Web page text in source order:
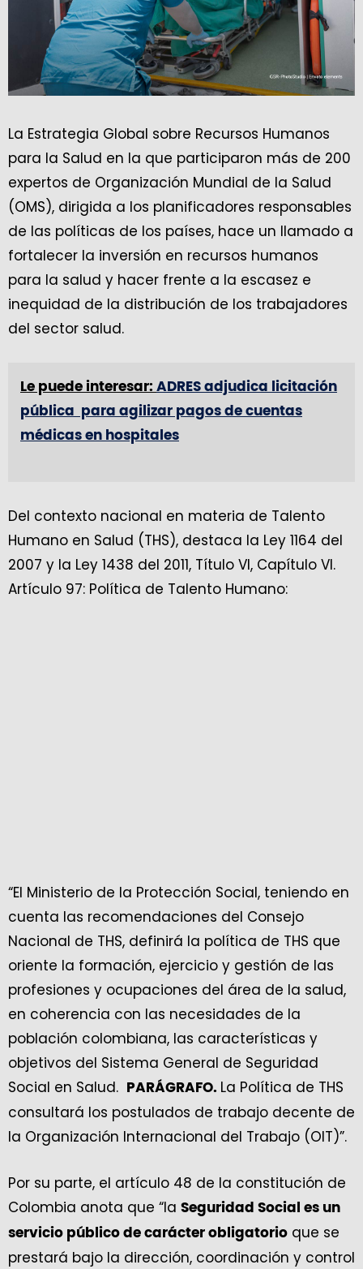
La Estrategia Global sobre Recursos Humanos
para la Salud en la que participaron más de 200
expertos de Organización Mundial de la Salud
(OMS), dirigida a los planificadores responsables
de las políticas de los países, hace un llamado a
fortalecer la inversión en recursos humanos
para la salud y hacer frente a la escasez e
inequidad de la distribución de los trabajadores
del sector salud.
Le puede interesar: ADRES adjudica licitación
pública para agilizar pagos de cuentas
médicas en hospitales
Del contexto nacional en materia de Talento
Humano en Salud (THS), destaca la Ley 1164 del
2007 y la Ley 1438 del 2011, Título VI, Capítulo VI.
Artículo 97: Política de Talento Humano:
“El Ministerio de la Protección Social, teniendo en
cuenta las recomendaciones del Consejo
Nacional de THS, definirá la política de THS que
oriente la formación, ejercicio y gestión de las
profesiones y ocupaciones del área de la salud,
en coherencia con las necesidades de la
población colombiana, las características y
objetivos del Sistema General de Seguridad
Social en Salud.
PARÁGRAFO. La Política de THS
consultará los postulados de trabajo decente de
la Organización Internacional del Trabajo (OIT)”.
Por su parte, el artículo 48 de la constitución de
Colombia anota que “la Seguridad Social es un
servicio público de carácter obligatorio que se
prestará bajo la dirección, coordinación y control